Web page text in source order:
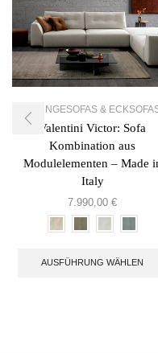
LOUNGESOFAS &
Valentini Victor: Sofa
Kombination aus
Modulelementen – Made
Italy
7.990,00 €
AUSFÜHRUNG WÄHLEN